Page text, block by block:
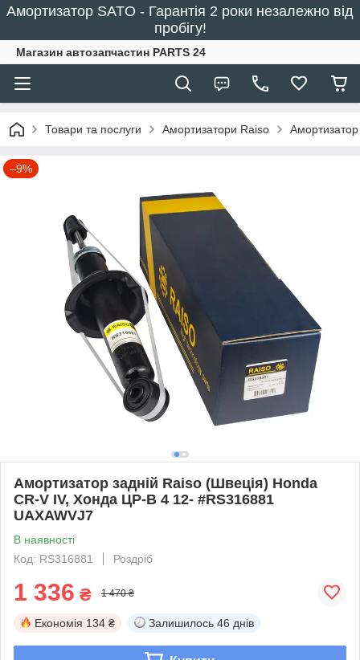
Амортизатор SATO - Гарантія 2 роки незалежно від
пробігу!
Магазин автозапчастин PARTS 24
Товари та послуги Амортизатори Raiso
–9%
Амортизатор задній Raiso (Швеція) Honda
CR-V IV, Хонда ЦР-В 4 12- #RS316881
UAXAWVJ7
В наявності
Код: RS316881
Роздріб
1 336 ₴ 1 470 ₴
Економія 134 ₴ Залишилось 46 днів